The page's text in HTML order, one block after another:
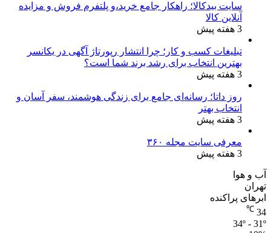
سایت بیدکالا؛ راهکار جامع خرید،و پلتفرم فروش و مزایده
آنلاین کالا
3 هفته پیش
تبلیغات کسب و کار؛ چرا انتشار رپورتاژ آگهی در یکانسر
بهترین انتخاب برای رشد برند شما است؟
3 هفته پیش
روز داتا؛ رسانه‌ای جامع برای زندگی هوشمند، سفر آسان و
انتخاب بهتر
3 هفته پیش
معرفی سایت مجله ۳۶۰
3 هفته پیش
آب و هوا
تهران
ابرهای پراکنده
34
℃
34º - 31º